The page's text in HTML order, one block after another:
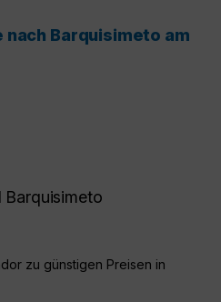
nach Barquisimeto am
Barquisimeto
zu günstigen Preisen in